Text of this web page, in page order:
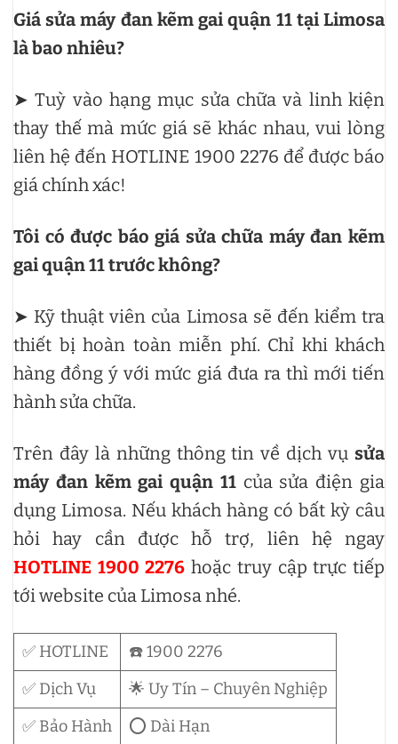
Giá sửa máy đan kẽm gai quận 11 tại Limosa
là bao nhiêu?
➤ Tuỳ vào hạng mục sửa chữa và linh kiện
thay thế mà mức giá sẽ khác nhau, vui lòng
liên hệ đến HOTLINE 1900 2276 để được báo
giá chính xác!
Tôi có được báo giá sửa chữa máy đan kẽm
gai quận 11 trước không?
➤ Kỹ thuật viên của Limosa sẽ đến kiểm tra
thiết bị hoàn toàn miễn phí. Chỉ khi khách
hàng đồng ý với mức giá đưa ra thì mới tiến
hành sửa chữa.
Trên đây là những thông tin về dịch vụ sửa
máy đan kẽm gai quận 11của sửa điện gia
dụng Limosa. Nếu khách hàng có bất kỳ câu
hỏi hay cần được hỗ trợ, liên hệ ngay
HOTLINE 1900 2276 hoặc truy cập trực tiếp
tới website của Limosa nhé.
✅ HOTLINE
☎️ 1900 2276
✅ Dịch Vụ
🌟 Uy Tín – Chuyên Nghiệp
✅ Bảo Hành
⭕ Dài Hạn